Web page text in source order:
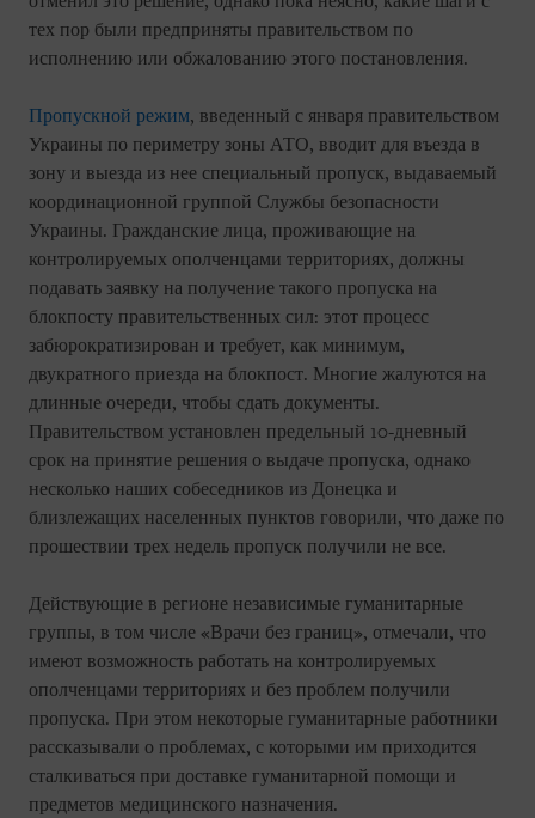
тех пор были предприняты правительством по
исполнению или обжалованию этого постановления.
Пропускной режим, введенный с января правительством
Украины по периметру зоны АТО, вводит для въезда в
зону и выезда из нее специальный пропуск, выдаваемый
координационной группой Службы безопасности
Украины. Гражданские лица, проживающие на
контролируемых ополченцами территориях, должны
подавать заявку на получение такого пропуска на
блокпосту правительственных сил: этот процесс
забюрократизирован и требует, как минимум,
двукратного приезда на блокпост. Многие жалуются на
длинные очереди, чтобы сдать документы.
Правительством установлен предельный 10-дневный
срок на принятие решения о выдаче пропуска, однако
несколько наших собеседников из Донецка и
близлежащих населенных пунктов говорили, что даже по
прошествии трех недель пропуск получили не все.
Действующие в регионе независимые гуманитарные
группы, в том числе «Врачи без границ», отмечали, что
имеют возможность работать на контролируемых
ополченцами территориях и без проблем получили
пропуска. При этом некоторые гуманитарные работники
рассказывали о проблемах, с которыми им приходится
сталкиваться при доставке гуманитарной помощи и
предметов медицинского назначения.